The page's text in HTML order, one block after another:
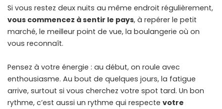
Si vous restez deux nuits au même endroit régulièrement,
vous commencez à sentir le pays, à repérer le petit
marché, le meilleur point de vue, la boulangerie où on
vous reconnaît.
Pensez à votre énergie : au début, on roule avec
enthousiasme. Au bout de quelques jours, la fatigue
arrive, surtout si vous cherchez votre spot tard. Un bon
rythme, c’est aussi un rythme qui respecte votre